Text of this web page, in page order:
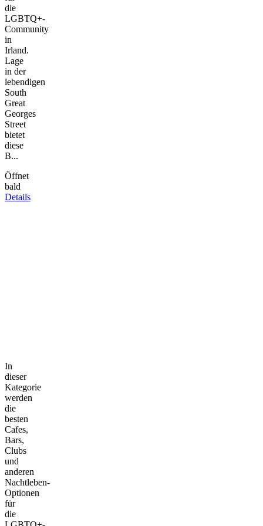
die
LGBTQ+-
Community
in
Irland.
Lage
in der
lebendigen
South
Great
Georges
Street
bietet
diese
B...
Öffnet
bald
Details
In
dieser
Kategorie
werden
die
besten
Cafes,
Bars,
Clubs
und
anderen
Nachtleben-
Optionen
für
die